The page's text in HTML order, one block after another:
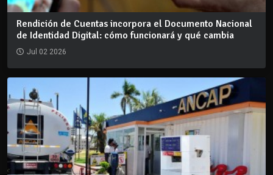
Rendición de Cuentas incorpora el Documento Nacional
de Identidad Digital: cómo funcionará y qué cambia
Jul 02 2026